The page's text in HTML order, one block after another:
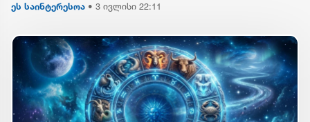
ეს საინტერესოა • 3 ივლისი 22:11